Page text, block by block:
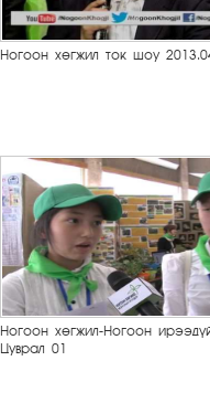
Ногоон хөгжил ток шоу
Ногоон хөгжил-Ногоон
Цуврал 01